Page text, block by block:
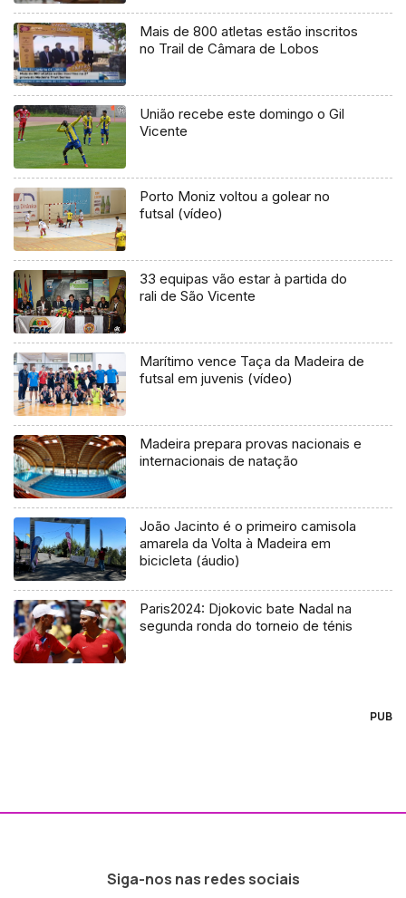
Mais de 800 atletas estão inscritos
no Trail de Câmara de Lobos
União recebe este domingo o Gil
Vicente
Porto Moniz voltou a golear no
futsal (vídeo)
33 equipas vão estar à partida do
rali de São Vicente
Marítimo vence Taça da Madeira de
futsal em juvenis (vídeo)
Madeira prepara provas nacionais e
internacionais de natação
João Jacinto é o primeiro camisola
amarela da Volta à Madeira em
bicicleta (áudio)
Paris2024: Djokovic bate Nadal na
segunda ronda do torneio de ténis
PUB
Siga-nos nas redes sociais